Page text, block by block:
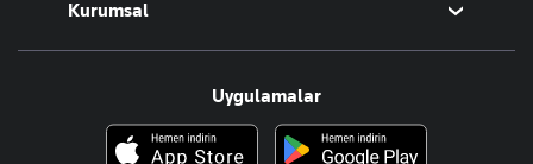
Teknoloji
Resmî Ilanlar
Foto Haber
Kurumsal
Hakkımızda
Künye
Uygulamalar